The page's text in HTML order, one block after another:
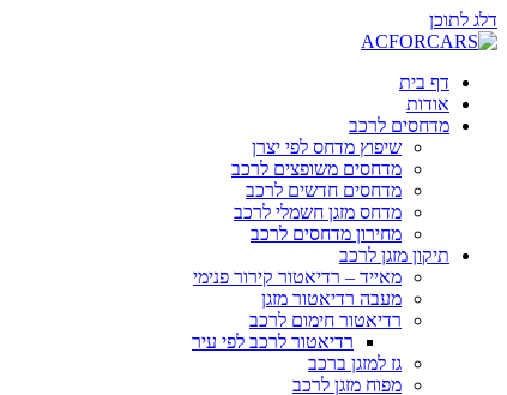
דלג לתוכן
דף בית
אודות
מדחסים לרכב
שיפוץ מדחס לפי יצרן
מדחסים משופצים לרכב
מדחסים חדשים לרכב
מדחס מזגן חשמלי לרכב
מחירון מדחסים לרכב
תיקון מזגן לרכב
מאייד – רדיאטור קירור פנימי
מעבה רדיאטור מזגן
רדיאטור חימום לרכב
רדיאטור לרכב לפי עיר
גז למזגן ברכב
מפוח מזגן לרכב